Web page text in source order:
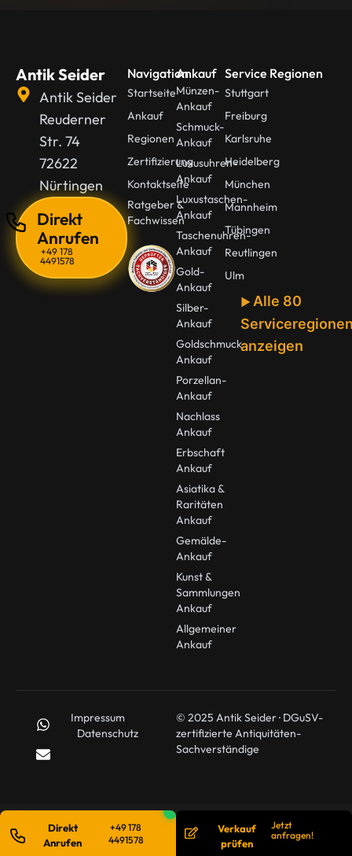
Antik Seider
Antik Seider
Reuderner
Str. 74
72622
Nürtingen
Direkt
Anrufen
+49 178
4491578
Navigation
Startseite
Ankauf
Regionen
Zertifizierung
Kontaktseite
Ratgeber &
Fachwissen
Ankauf
Münzen-
Ankauf
Schmuck-
Ankauf
Luxusuhren-
Ankauf
Luxustaschen-
Ankauf
Taschenuhren-
Ankauf
Gold-
Ankauf
Silber-
Ankauf
Goldschmuck
Ankauf
Porzellan-
Ankauf
Nachlass
Ankauf
Erbschaft
Ankauf
Asiatika &
Raritäten
Ankauf
Gemälde-
Ankauf
Kunst &
Sammlungen
Ankauf
Allgemeiner
Ankauf
Service Regionen
Stuttgart
Freiburg
Karlsruhe
Heidelberg
München
Mannheim
Tübingen
Reutlingen
Ulm
Alle 80
anzeigen
Impressum
Datenschutz
© 2025 Antik Seider · DGuSV-
zertifizierte Antiquitäten-
Sachverständige
Direkt
Anrufen
+49 178
4491578
Verkauf
prüfen
Jetzt
anfragen!